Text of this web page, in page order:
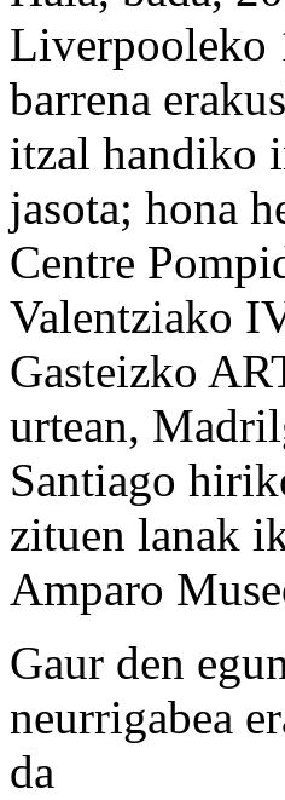
Liverpooleko
barrena
itzal handiko
jasota; hona
Centre
Valentziako
Gasteizko
urtean,
Santiago
zituen lanak
Amparo
Gaur den
neurrigabea
da